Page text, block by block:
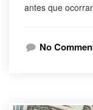
antes que
No